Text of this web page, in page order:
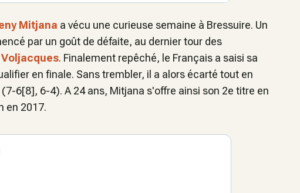
Mitjana a vécu une curieuse semaine à Bressuire. Un
par un goût de défaite, au dernier tour des
Voljacques. Finalement repêché, le Français a saisi sa
en finale. Sans trembler, il a alors écarté tout en
6[8], 6-4). A 24 ans, Mitjana s'offre ainsi son 2e titre en
en 2017.